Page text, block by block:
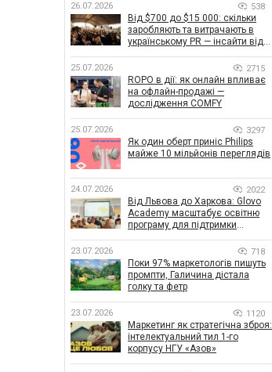
26.07.2026 538
Від $700 до $15 000: скільки
заробляють та витрачають в
українському PR — інсайти від
25.07.2026 2715
ROPO в дії: як онлайн впливає
на офлайн-продажі —
дослідження COMFY
25.07.2026 3297
Як один оберт приніс Philips
майже 10 мільйонів переглядів
24.07.2026 2022
Від Львова до Харкова: Glovo
Academy масштабує освітню
програму для підтримки
23.07.2026 718
Поки 97% маркетологів пишуть
промпти, Галичина дістала
голку та фетр
23.07.2026 1120
Маркетинг як стратегічна зброя:
інтелектуальний тил 1-го
корпусу НГУ «Азов»